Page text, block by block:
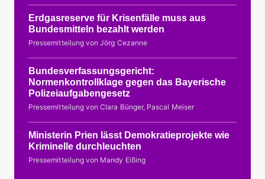
Erdgasreserve für Krisenfälle muss aus
Bundesmitteln bezahlt werden
Pressemitteilung von Jörg Cezanne
Bundesverfassungsgericht:
Normenkontrollklage gegen das Bayerische
Polizeiaufgabengesetz
Pressemitteilung von Clara Bünger, Pascal Meiser
Ministerin Prien lässt Demokratieprojekte wie
Kriminelle durchleuchten
Pressemitteilung von Mandy Eißing